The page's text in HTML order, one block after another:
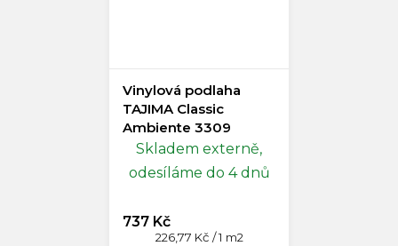
Vinylová podlaha
TAJIMA Classic
Ambiente 3309
Skladem externě,
odesíláme do 4 dnů
737 Kč
Měrná
226,77 Kč / 1 m2